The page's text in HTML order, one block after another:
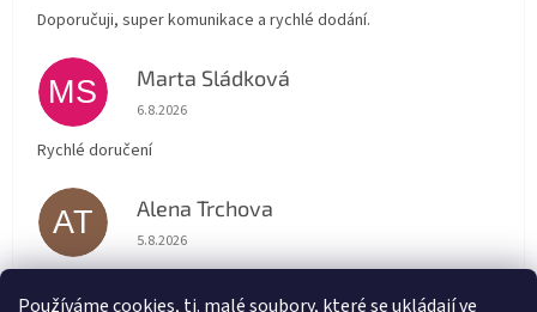
Používáme cookies, tj. malé soubory, které se ukládají ve
Doporučuji, super komunikace a rychlé dodání.
MS Marta Sládková
Hodnocení obchodu je 5 z 5 hvězdiček.
6.8.2026
Rychlé doručení
AT Alena Trchova
Hodnocení obchodu je 5 z 5 hvězdiček.
5.8.2026